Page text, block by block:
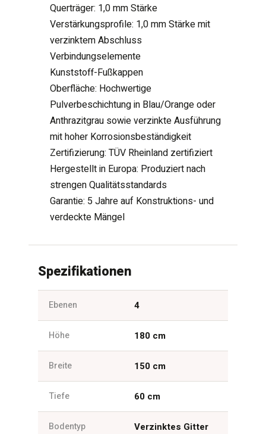
Querträger: 1,0 mm Stärke
Verstärkungsprofile: 1,0 mm Stärke mit
verzinktem Abschluss
Verbindungselemente
Kunststoff-Fußkappen
Oberfläche: Hochwertige
Pulverbeschichtung in Blau/Orange oder
Anthrazitgrau sowie verzinkte Ausführung
mit hoher Korrosionsbeständigkeit
Zertifizierung: TÜV Rheinland zertifiziert
Hergestellt in Europa: Produziert nach
strengen Qualitätsstandards
Garantie: 5 Jahre auf Konstruktions- und
verdeckte Mängel
Spezifikationen
Ebenen 4
Höhe 180 cm
Breite 150 cm
Tiefe 60 cm
Bodentyp Verzinktes Gitter